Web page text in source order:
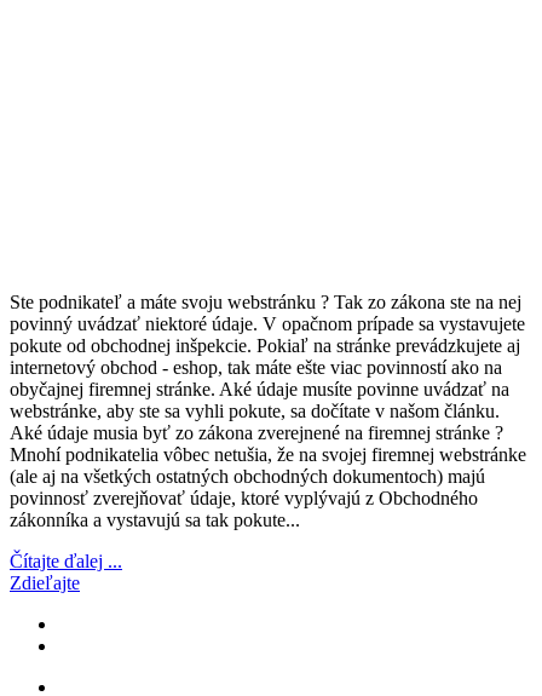
Ste podnikateľ a máte svoju webstránku ? Tak zo zákona ste na nej
povinný uvádzať niektoré údaje. V opačnom prípade sa vystavujete
pokute od obchodnej inšpekcie. Pokiaľ na stránke prevádzkujete aj
internetový obchod - eshop, tak máte ešte viac povinností ako na
obyčajnej firemnej stránke. Aké údaje musíte povinne uvádzať na
webstránke, aby ste sa vyhli pokute, sa dočítate v našom článku.
Aké údaje musia byť zo zákona zverejnené na firemnej stránke ?
Mnohí podnikatelia vôbec netušia, že na svojej firemnej webstránke
(ale aj na všetkých ostatných obchodných dokumentoch) majú
povinnosť zverejňovať údaje, ktoré vyplývajú z Obchodného
zákonníka a vystavujú sa tak pokute...
Čítajte ďalej ...
Zdieľajte